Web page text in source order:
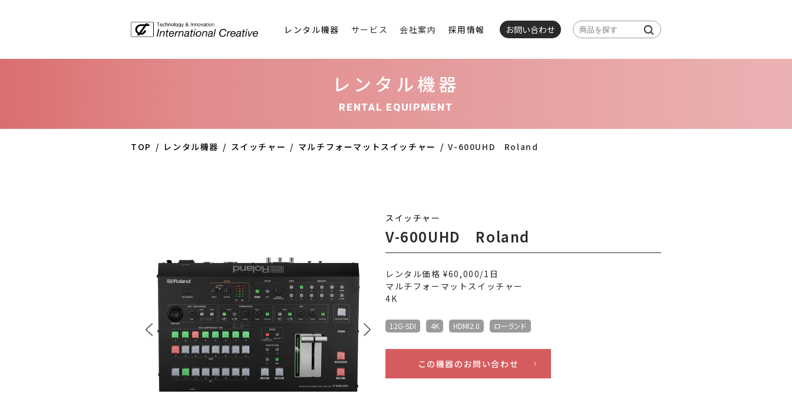
レンタル機器 サービス 会社案内 採用情報 お問い合わせ
レンタル機器
RENTAL EQUIPMENT
TOP レンタル機器 スイッチャー マルチフォーマットスイッチャー V-600UHD Roland
スイッチャー
V-600UHD Roland
レンタル価格 ¥60,000/1日
マルチフォーマットスイッチャー
4K
12G-SDI 4K HDMI2.0 ローランド
この機器のお問い合わせ